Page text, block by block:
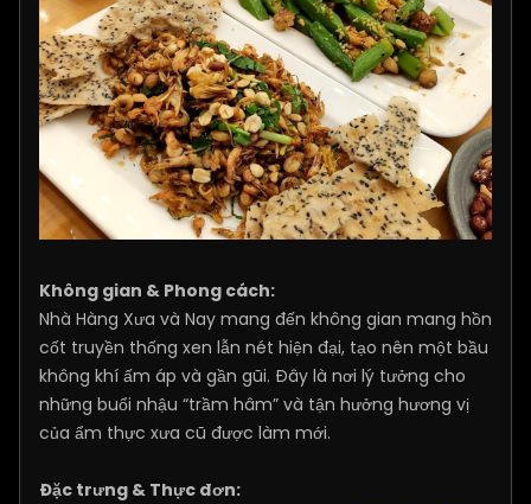
Không gian & Phong cách:
Nhà Hàng Xưa và Nay mang đến không gian mang hồn
cốt truyền thống xen lẫn nét hiện đại, tạo nên một bầu
không khí ấm áp và gần gũi. Đây là nơi lý tưởng cho
những buổi nhậu “trầm hâm” và tận hưởng hương vị
của ẩm thực xưa cũ được làm mới.
Đặc trưng & Thực đơn: